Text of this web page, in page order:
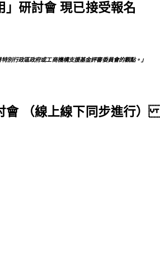
」研討會 現已接受報名
別行政區政府或工商機構支援基金評審委員會的觀點。」
會 （線上線下同步進行